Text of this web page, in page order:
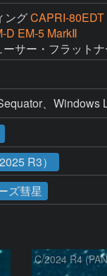
ングCAPRI-80EDT
D EM-5 MarkⅡ
サー・フラット
、Windows
R3）
ズ彗星
C/2024 R4